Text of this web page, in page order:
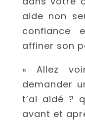
aide non
confiance
affiner son
« Allez
demander
t’ai aidé ?
avant et